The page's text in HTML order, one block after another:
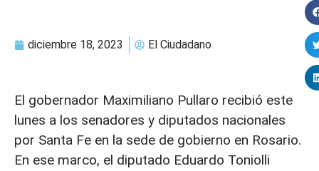
diciembre 18, 2023 El Ciudadano
El gobernador Maximiliano Pullaro recibió este
lunes a los senadores y diputados nacionales
por Santa Fe en la sede de gobierno en Rosario.
En ese marco, el diputado Eduardo Toniolli